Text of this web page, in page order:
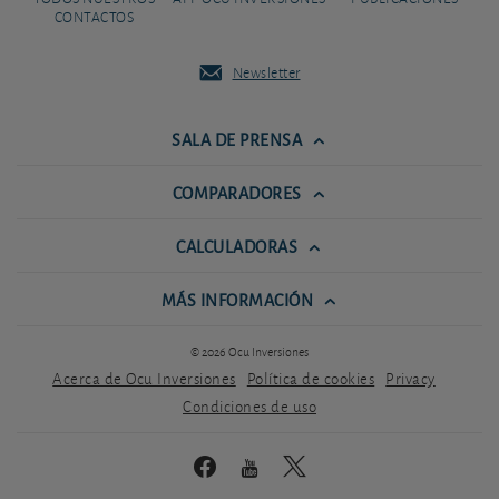
CONTACTOS
Newsletter
SALA DE PRENSA
COMPARADORES
CALCULADORAS
MÁS INFORMACIÓN
© 2026 Ocu Inversiones
Acerca de Ocu Inversiones Política de cookies Privacy
Condiciones de uso